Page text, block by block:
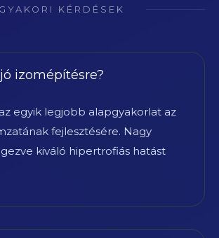
GYAKORI KÉRDÉSEK
izomépítésre?
egyik legjobb alapgyakorlat az
fejlesztésére. Nagy
kiváló hipertrofiás hatást